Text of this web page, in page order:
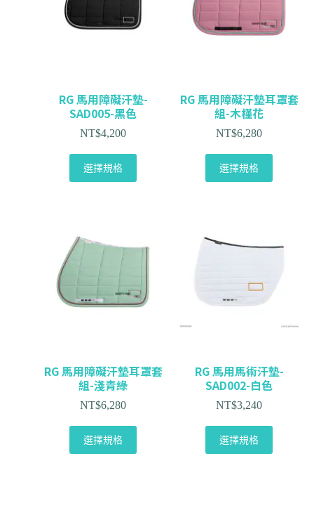
RG 馬用障礙汗墊-
SAD005-黑色
NT$4,200
選擇規格
RG 馬用障礙汗墊耳罩套
組-木槿花
NT$6,280
選擇規格
RG 馬用障礙汗墊耳罩套
組-淺青綠
NT$6,280
選擇規格
RG 馬用馬術汗墊-
SAD002-白色
NT$3,240
選擇規格